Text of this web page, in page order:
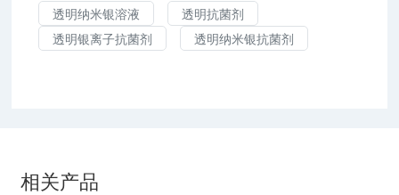
透明纳米银溶液
透明抗菌剂
透明银离子抗菌剂
透明纳米银抗菌剂
相关产品